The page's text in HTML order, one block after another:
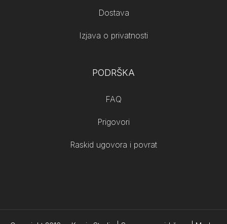
Dostava
Izjava o privatnosti
PODRŠKA
FAQ
Prigovori
Raskid ugovora i povrat